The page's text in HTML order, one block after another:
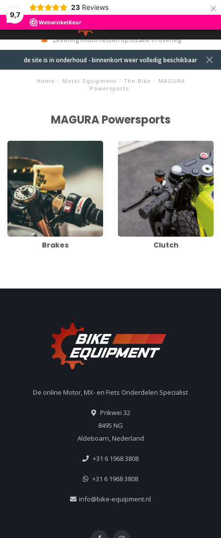
9,7
23 Reviews ×
MENU
0
Levering motorfietsen op locatie in overleg
de site is in onderhoud - binnenkort weer volledig beschikbaar
Home / Motor Equipment / The Bike / MAGURA
Powersports
MAGURA Powersports
Brakes Clutch
De online Motor, MX- en Fiets Onderdelen Specialist
Prikwei 32
8495 NG
Aldeboarn, Nederland
+31 6 1968 3808
+31 6 1968 3808
info@bike-equipment.nl